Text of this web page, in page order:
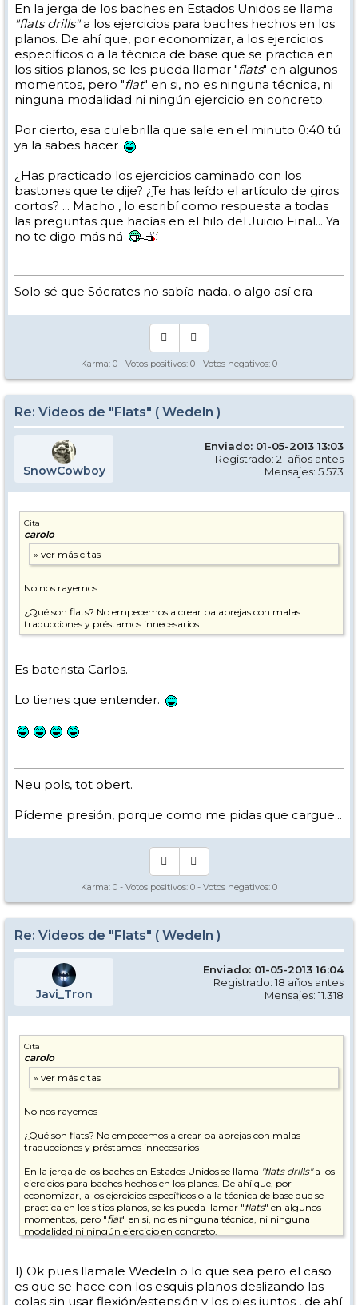
En la jerga de los baches en Estados Unidos se llama
"flats drills"a los ejercicios para baches hechos en los
planos. De ahí que, por economizar, a los ejercicios
específicos o a la técnica de base que se practica en
los sitios planos, se les pueda llamar "flats" en algunos
momentos, pero "flat" en si, no es ninguna técnica, ni
ninguna modalidad ni ningún ejercicio en concreto.
Por cierto, esa culebrilla que sale en el minuto 0:40 tú
ya la sabes hacer
¿Has practicado los ejercicios caminado con los
bastones que te dije? ¿Te has leído el artículo de giros
cortos? ... Macho , lo escribí como respuesta a todas
las preguntas que hacías en el hilo del Juicio Final... Ya
no te digo más ná
Solo sé que Sócrates no sabía nada, o algo así era
Karma: 0 - Votos positivos: 0 - Votos negativos: 0
Re: Videos de "Flats" ( Wedeln )
SnowCowboy
Enviado: 01-05-2013 13:03
Registrado: 21 años antes
Mensajes: 5.573
Cita
carolo
No nos rayemos
¿Qué son flats? No empecemos a crear palabrejas con malas
traducciones y préstamos innecesarios
Es baterista Carlos.
Lo tienes que entender.
Neu pols, tot obert.
Pídeme presión, porque como me pidas que cargue...
Karma: 0 - Votos positivos: 0 - Votos negativos: 0
Re: Videos de "Flats" ( Wedeln )
Javi_Tron
Enviado: 01-05-2013 16:04
Registrado: 18 años antes
Mensajes: 11.318
Cita
carolo
No nos rayemos
¿Qué son flats? No empecemos a crear palabrejas con malas
traducciones y préstamos innecesarios
En la jerga de los baches en Estados Unidos se llama "flats drills"a los
ejercicios para baches hechos en los planos. De ahí que, por
economizar, a los ejercicios específicos o a la técnica de base que se
practica en los sitios planos, se les pueda llamar "flats" en algunos
momentos, pero "flat" en si, no es ninguna técnica, ni ninguna
modalidad ni ningún ejercicio en concreto.
hacer
¿Has practicado los ejercicios caminado con los bastones que te dije?
1) Ok pues llamale Wedeln o lo que sea pero el caso
es que se hace con los esquis planos deslizando las
colas sin usar flexión/estensión y los pies juntos , de ahí